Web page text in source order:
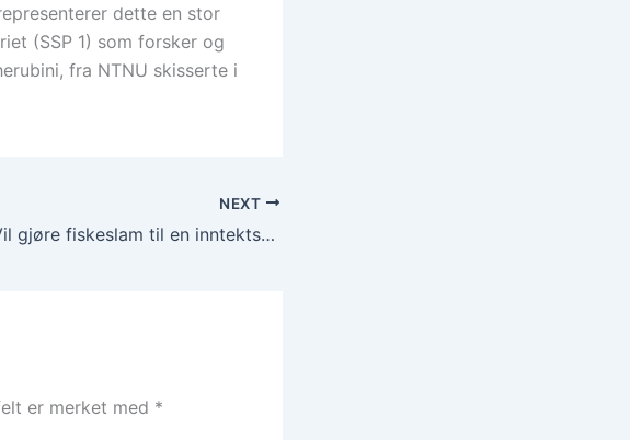
dette en stor
(SSP 1) som forsker og
fra NTNU skisserte i
NEXT
Vil gjøre fiskeslam til en inntektskilde
er merket med *